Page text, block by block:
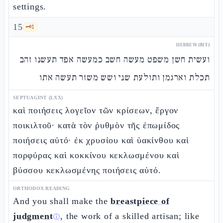
settings.
15 🗝️1
HEBREW (MT)
ועשית חשן משפט מעשה חשב כמעשה אפד תעשנו זהב
תכלת וארגמן ותולעת שני ושש משזר תעשה אתו
SEPTUAGINT (LXX)
καὶ ποιήσεις λογεῖον τῶν κρίσεων, ἔργον
ποικιλτοῦ· κατὰ τὸν ῥυθμὸν τῆς ἐπωμίδος
ποιήσεις αὐτό· ἐκ χρυσίου καὶ ὑακίνθου καὶ
πορφύρας καὶ κοκκίνου κεκλωσμένου καὶ
βύσσου κεκλωσμένης ποιήσεις αὐτό.
ORTHODOX READING
And you shall make thebreastpiece of
judgmentⓘ, the work of a skilled artisan; like